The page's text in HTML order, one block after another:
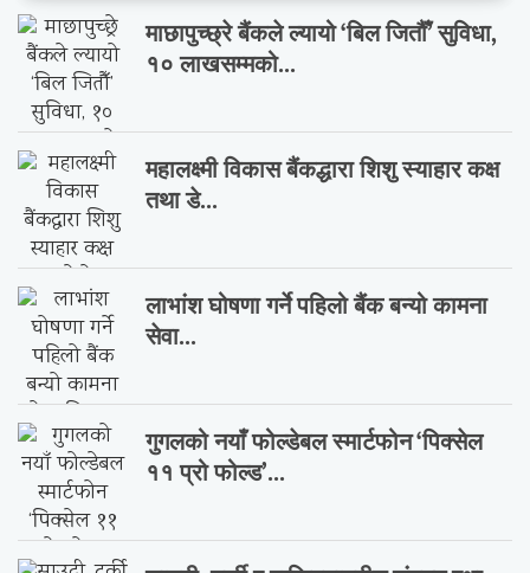
माछापुच्छ्रे बैंकले ल्यायो ‘बिल जितौँ’ सुविधा,
१० लाखसम्मको...
महालक्ष्मी विकास बैंकद्धारा शिशु स्याहार कक्ष
तथा डे...
लाभांश घोषणा गर्ने पहिलो बैंक बन्यो कामना
सेवा...
गुगलको नयाँ फोल्डेबल स्मार्टफोन ‘पिक्सेल
११ प्रो फोल्ड’...